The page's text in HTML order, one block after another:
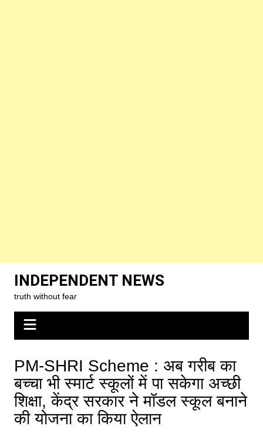
content
INDEPENDENT NEWS
truth without fear
PM-SHRI Scheme : अब गरीब का
बच्चा भी स्मार्ट स्कूलों में पा सकेगा अच्छी
शिक्षा, केंद्र सरकार ने मॉडल स्कूल बनाने
की योजना का किया ऐलान